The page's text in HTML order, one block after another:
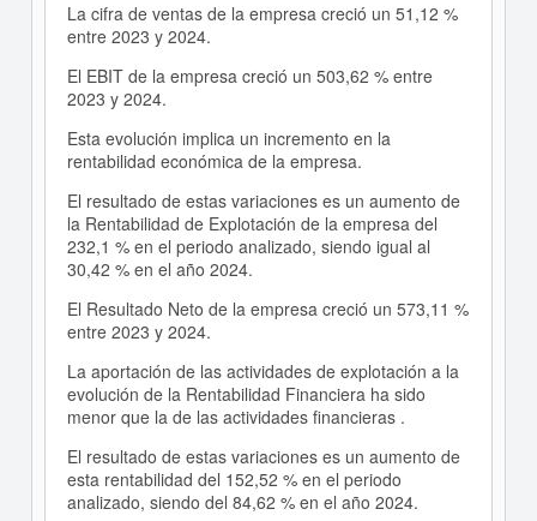
La cifra de ventas de la empresa creció un 51,12 %
entre 2023 y 2024.
El EBIT de la empresa creció un 503,62 % entre
2023 y 2024.
Esta evolución implica un incremento en la
rentabilidad económica de la empresa.
El resultado de estas variaciones es un aumento de
la Rentabilidad de Explotación de la empresa del
232,1 % en el periodo analizado, siendo igual al
30,42 % en el año 2024.
El Resultado Neto de la empresa creció un 573,11 %
entre 2023 y 2024.
La aportación de las actividades de explotación a la
evolución de la Rentabilidad Financiera ha sido
menor que la de las actividades financieras .
El resultado de estas variaciones es un aumento de
esta rentabilidad del 152,52 % en el periodo
analizado, siendo del 84,62 % en el año 2024.